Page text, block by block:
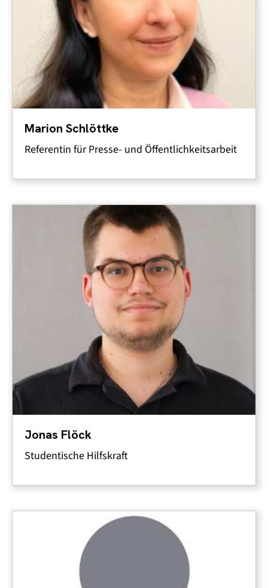
Marion Schlöttke
Referentin für Presse- und Öffentlichkeitsarbeit
Jonas Flöck
Studentische Hilfskraft